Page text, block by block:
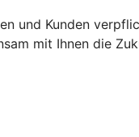
und Kunden
mit Ihnen die